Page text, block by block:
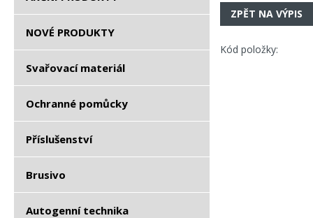
NOVÉ PRODUKTY
Svařovací materiál
Ochranné pomůcky
Příslušenství
Brusivo
Autogenní technika
ZPĚT NA VÝPIS
Kód položky: